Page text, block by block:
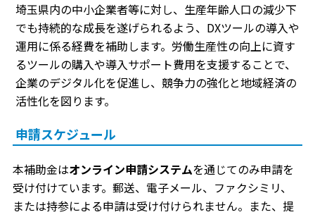
埼玉県内の中小企業者等に対し、生産年齢人口の減少下
でも持続的な成長を遂げられるよう、DXツールの導入や
運用に係る経費を補助します。労働生産性の向上に資す
るツールの購入や導入サポート費用を支援することで、
企業のデジタル化を促進し、競争力の強化と地域経済の
活性化を図ります。
申請スケジュール
本補助金はオンライン申請システムを通じてのみ申請を
受け付けています。郵送、電子メール、ファクシミリ、
または持参による申請は受け付けられません。また、提